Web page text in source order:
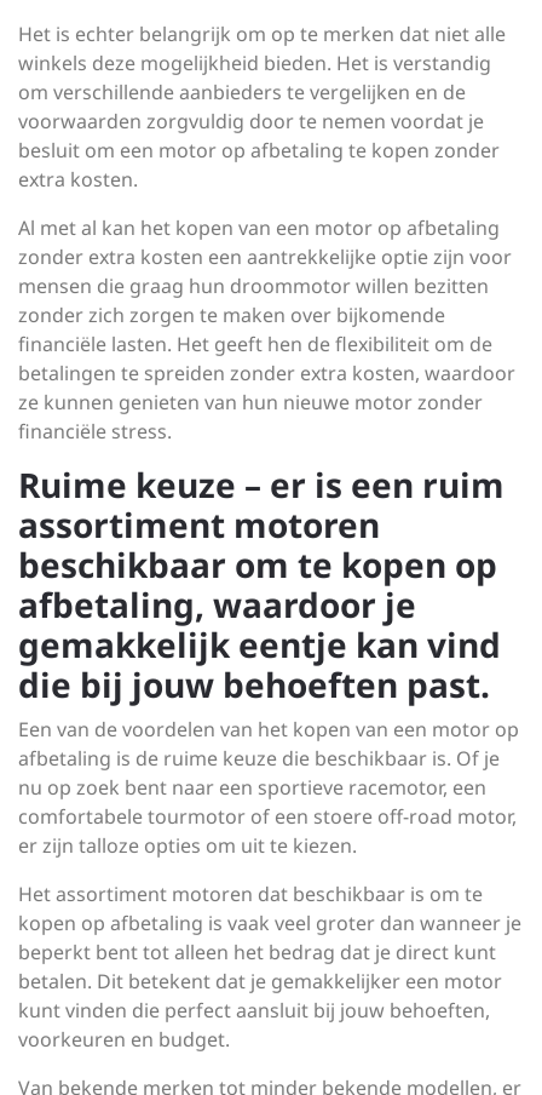
Het is echter belangrijk om op te merken dat niet alle
winkels deze mogelijkheid bieden. Het is verstandig
om verschillende aanbieders te vergelijken en de
voorwaarden zorgvuldig door te nemen voordat je
besluit om een motor op afbetaling te kopen zonder
extra kosten.
Al met al kan het kopen van een motor op afbetaling
zonder extra kosten een aantrekkelijke optie zijn voor
mensen die graag hun droommotor willen bezitten
zonder zich zorgen te maken over bijkomende
financiële lasten. Het geeft hen de flexibiliteit om de
betalingen te spreiden zonder extra kosten, waardoor
ze kunnen genieten van hun nieuwe motor zonder
financiële stress.
Ruime keuze – er is een ruim
assortiment motoren
beschikbaar om te kopen op
afbetaling, waardoor je
gemakkelijk eentje kan vind
die bij jouw behoeften past.
Een van de voordelen van het kopen van een motor op
afbetaling is de ruime keuze die beschikbaar is. Of je
nu op zoek bent naar een sportieve racemotor, een
comfortabele tourmotor of een stoere off-road motor,
er zijn talloze opties om uit te kiezen.
Het assortiment motoren dat beschikbaar is om te
kopen op afbetaling is vaak veel groter dan wanneer je
beperkt bent tot alleen het bedrag dat je direct kunt
betalen. Dit betekent dat je gemakkelijker een motor
kunt vinden die perfect aansluit bij jouw behoeften,
voorkeuren en budget.
Van bekende merken tot minder bekende modellen, er